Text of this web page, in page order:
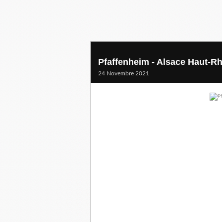
Pfaffenheim - Alsace Haut-
24 Novembre 2021